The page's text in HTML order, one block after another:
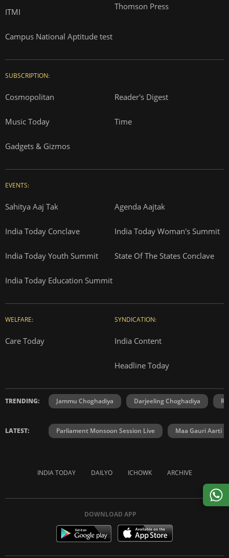
ITMI
Campus National Aptitude test
Thomson Press
SUBSCRIPTION:
Cosmopolitan Reader's Digest
Music Today Time
Gadgets & Gizmos
EVENTS:
Sahitya Aaj Tak Agenda Aajtak
India Today Conclave India Today Woman's Summit
India Today Youth Summit State Of The States Conclave
India Today Education Summit
WELFARE:
Care Today
SYNDICATION:
India Content
Headline Today
TRENDING: Jammu Choghadiya Darjeeling Choghadiya
LATEST: Parliament Monsoon Session Live Maa Gauri Aarti
INDIA TODAY DAILYO ICHOWK ARCHIVE
DOWNLOAD APP